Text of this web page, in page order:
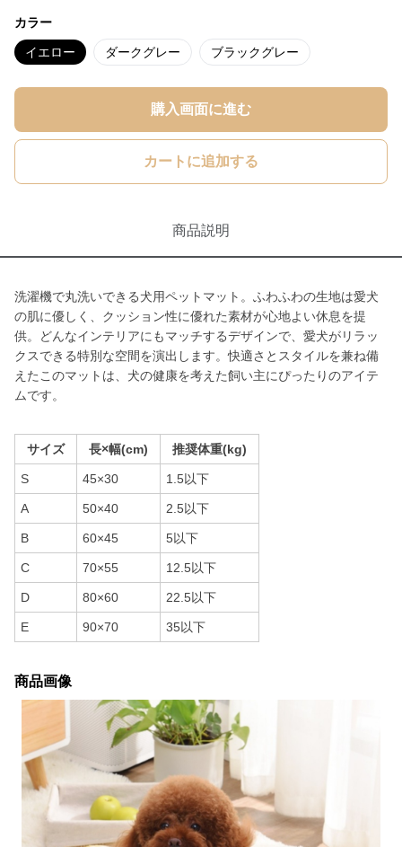
カラー
イエロー ダークグレー ブラックグレー
購入画面に進む
カートに追加する
商品説明
洗濯機で丸洗いできる犬用ペットマット。ふわふわの生地は愛犬
の肌に優しく、クッション性に優れた素材が心地よい休息を提
供。どんなインテリアにもマッチするデザインで、愛犬がリラッ
クスできる特別な空間を演出します。快適さとスタイルを兼ね備
えたこのマットは、犬の健康を考えた飼い主にぴったりのアイテ
ムです。
サイズ 長×幅(cm) 推奨体重(kg)
S 45×30 1.5以下
A 50×40 2.5以下
B 60×45 5以下
C 70×55 12.5以下
D 80×60 22.5以下
E 90×70 35以下
商品画像